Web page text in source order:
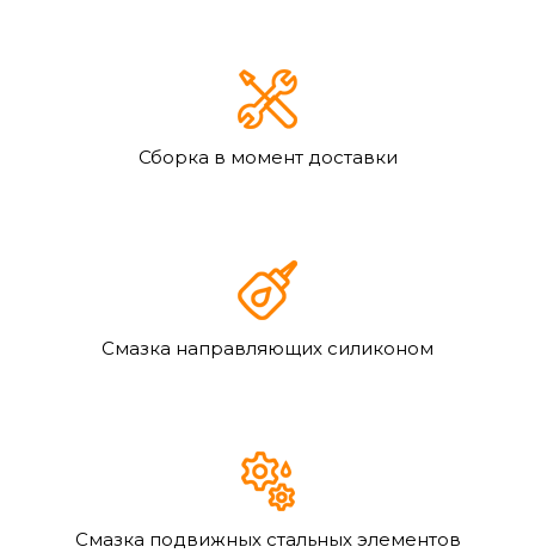
Сборка в момент доставки
Смазка направляющих силиконом
Смазка подвижных стальных элементов